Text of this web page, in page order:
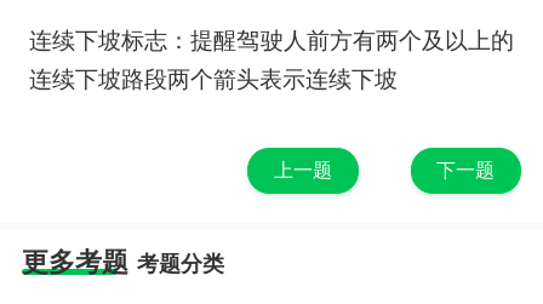
连续下坡标志：提醒驾驶人前方有两个及以上的
连续下坡路段两个箭头表示连续下坡
上一题 下一题
更多考题 考题分类